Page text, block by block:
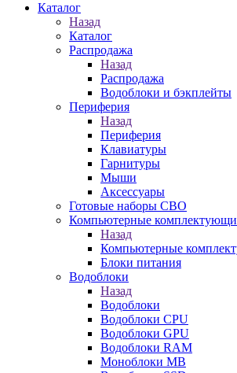
Каталог
Назад
Каталог
Распродажа
Назад
Распродажа
Водоблоки и бэкплейты
Периферия
Назад
Периферия
Клавиатуры
Гарнитуры
Мыши
Аксессуары
Готовые наборы СВО
Компьютерные
Назад
Компьютерные
Блоки питания
Водоблоки
Назад
Водоблоки
Водоблоки CPU
Водоблоки GPU
Водоблоки RAM
Моноблоки MB